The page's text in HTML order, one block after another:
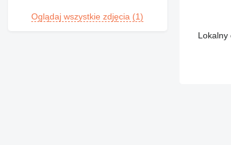
Oglądaj wszystkie zdjęcia (1)
Lokalny